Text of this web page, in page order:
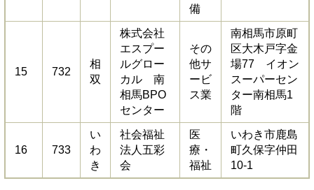
備
15 732
相
双
株式会社
エスプー
ルグロー
カル 南
相馬BPO
センター
その
他サ
ービ
ス業
南相馬市原町
区大木戸字金
場77 イオン
スーパーセン
ター南相馬1
階
16 733
い
わ
き
社会福祉
法人五彩
会
医
療・
福祉
いわき市鹿島
町久保字仲田
10-1